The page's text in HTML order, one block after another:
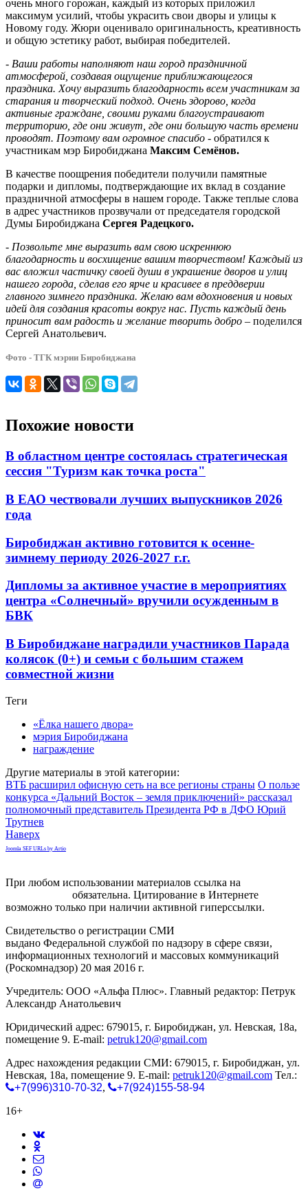
очень много горожан, каждый из которых приложил
максимум усилий, чтобы украсить свои дворы и улицы к
Новому году. Жюри оценивало оригинальность, креативность
и общую эстетику работ, выбирая победителей.
- Ваши работы наполняют наш город праздничной
атмосферой, создавая ощущение приближающегося
праздника. Хочу выразить благодарность всем участникам за
старания и творческий подход. Очень здорово, когда
активные граждане, своими руками благоустраивают
территорию, где они живут, где они большую часть времени
проводят. Поэтому вам огромное спасибо - обратился к
участникам мэр Биробиджана Максим Семёнов.
В качестве поощрения победители получили памятные
подарки и дипломы, подтверждающие их вклад в создание
праздничной атмосферы в нашем городе. Также теплые слова
в адрес участников прозвучали от председателя городской
Думы Биробиджана Сергея Радецкого.
- Позвольте мне выразить вам свою искреннюю
благодарность и восхищение вашим творчеством! Каждый из
вас вложил частичку своей души в украшение дворов и улиц
нашего города, сделав его ярче и красивее в преддверии
главного зимнего праздника. Желаю вам вдохновения и новых
идей для создания красоты вокруг нас. Пусть каждый день
приносит вам радость и желание творить добро – поделился
Сергей Анатольевич.
Фото - ТГК мэрии Биробиджана
Похожие новости
В областном центре состоялась стратегическая
сессия "Туризм как точка роста"
В ЕАО чествовали лучших выпускников 2026
года
Биробиджан активно готовится к осенне-
зимнему периоду 2026-2027 г.г.
Дипломы за активное участие в мероприятиях
центра «Солнечный» вручили осужденным в
БВК
В Биробиджане наградили участников Парада
колясок (0+) и семьи с большим стажем
совместной жизни
Теги
«Ёлка нашего двора»
мэрия Биробиджана
награждение
Другие материалы в этой категории:
ВТБ расширил офисную сеть на все регионы страны О пользе
конкурса «Дальний Восток – земля приключений» рассказал
полномочный представитель Президента РФ в ДФО Юрий
Трутнев
Наверх
Joomla SEF URLs by Artio
При любом использовании материалов ссылка на
обязательна. Цитирование в Интернете
возможно только при наличии активной гиперссылки.
Свидетельство о регистрации СМИ
выдано Федеральной службой по надзору в сфере связи,
информационных технологий и массовых коммуникаций
(Роскомнадзор) 20 мая 2016 г.
Учредитель: ООО «Альфа Плюс». Главный редактор: Петрук
Александр Анатольевич
Юридический адрес: 679015, г. Биробиджан, ул. Невская, 18а,
помещение 9. E-mail: petruk120@gmail.com
Адрес нахождения редакции СМИ: 679015, г. Биробиджан, ул.
Невская, 18а, помещение 9. E-mail: petruk120@gmail.com Тел.:
+7(996)310-70-32,
+7(924)155-58-94
16+